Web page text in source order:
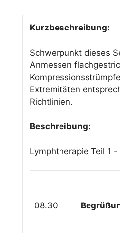
Kurzbeschreibung:
Schwerpunkt dieses
Anmessen
Extremitäten
Richtlinien.
Beschreibung:
Lymphtherapie Teil 1 -
08.30 Begrü